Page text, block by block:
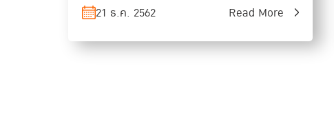
21 ธ.ค. 2562 Read More